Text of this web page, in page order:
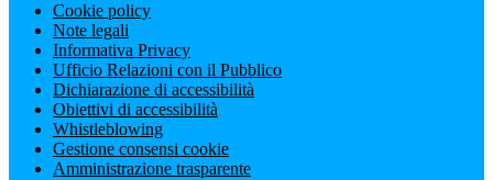
Cookie policy
Note legali
Informativa Privacy
Ufficio Relazioni con il Pubblico
Dichiarazione di accessibilità
Obiettivi di accessibilità
Whistleblowing
Gestione consensi cookie
Amministrazione trasparente